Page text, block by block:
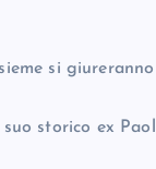
si
storico ex